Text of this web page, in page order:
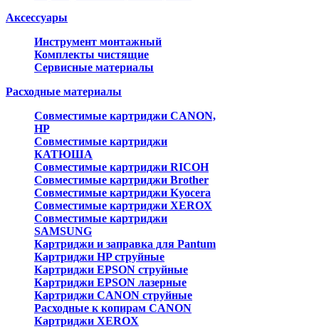
Аксессуары
Инструмент монтажный
Комплекты чистящие
Сервисные материалы
Расходные материалы
Совместимые картриджи CANON,
HP
Совместимые картриджи
КАТЮША
Совместимые картриджи RICOH
Совместимые картриджи Brother
Совместимые картриджи Kyocera
Совместимые картриджи XEROX
Совместимые картриджи
SAMSUNG
Картриджи и заправка для Pantum
Картриджи HP струйные
Картриджи EPSON струйные
Картриджи EPSON лазерные
Картриджи CANON струйные
Расходные к копирам CANON
Картриджи XEROX